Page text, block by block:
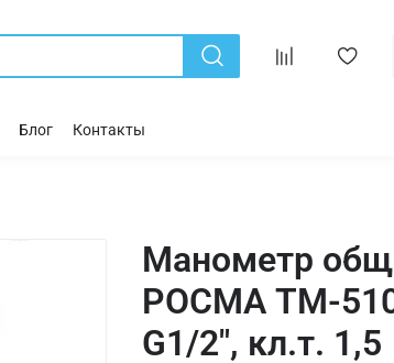
Блог Контакты
Манометр
РОСМА ТМ-
G1/2", кл.т. 1,5